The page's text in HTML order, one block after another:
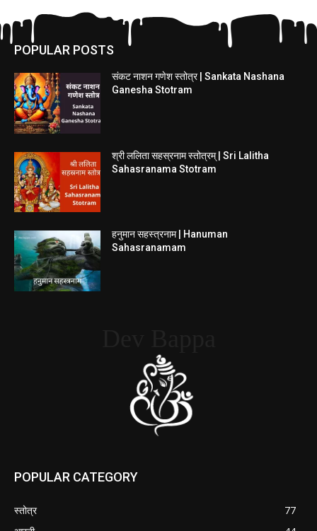
POPULAR POSTS
संकट नाशन गणेश स्तोत्र | Sankata Nashana
Ganesha Stotram
श्री ललिता सहस्रनाम स्तोत्रम् | Sri Lalitha
Sahasranama Stotram
हनुमान सहस्त्रनाम | Hanuman
Sahasranamam
POPULAR CATEGORY
स्तोत्र
77